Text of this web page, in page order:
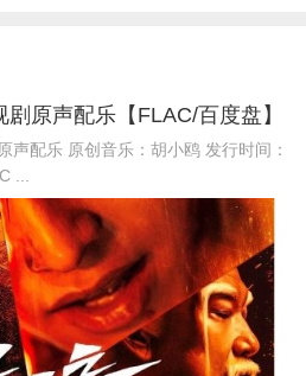
原声配乐【FLAC/百度盘】
声配乐 原创音乐：胡小鸥 发行时间：
...